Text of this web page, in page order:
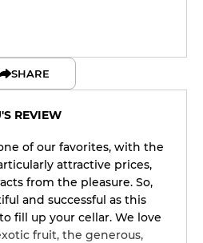
SHARE
REVIEW
of our favorites, with the
attractive prices,
from the pleasure. So,
and successful as this
fill up your cellar. We love
fruit, the generous,